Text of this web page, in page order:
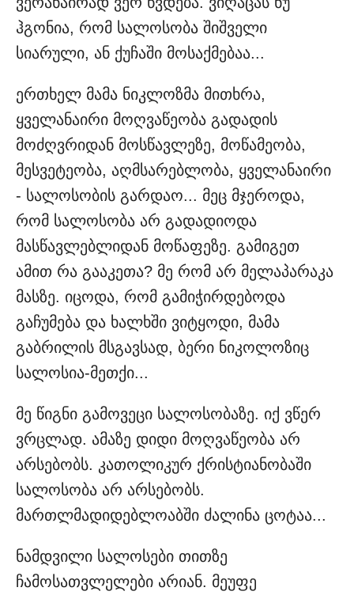
ჰგონია, რომ სალოსობა შიშველი
სიარული, ან ქუჩაში მოსაქმებაა...
ერთხელ მამა ნიკლოზმა მითხრა,
ყველანაირი მოღვაწეობა გადადის
მოძღვრიდან მოსწავლეზე, მოწამეობა,
მესვეტეობა, აღმსარებლობა, ყველანაირი
- სალოსობის გარდაო... მეც მჯეროდა,
რომ სალოსობა არ გადადიოდა
მასწავლებლიდან მოწაფეზე. გამიგეთ
ამით რა გააკეთა? მე რომ არ მელაპარაკა
მასზე. იცოდა, რომ გამიჭირდებოდა
გაჩუმება და ხალხში ვიტყოდი, მამა
გაბრილის მსგავსად, ბერი ნიკოლოზიც
სალოსია-მეთქი...
მე წიგნი გამოვეცი სალოსობაზე. იქ ვწერ
ვრცლად. ამაზე დიდი მოღვაწეობა არ
არსებობს. კათოლიკურ ქრისტიანობაში
სალოსობა არ არსებობს.
მართლმადიდებლოაბში ძალინა ცოტაა...
ნამდვილი სალოსები თითზე
ჩამოსათვლელები არიან. მეუფე